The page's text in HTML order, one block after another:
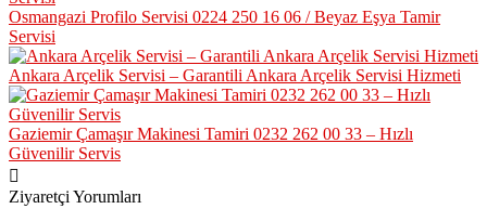
Osmangazi Profilo Servisi 0224 250 16 06 / Beyaz Eşya Tamir
Servisi
Ankara Arçelik Servisi – Garantili Ankara Arçelik Servisi Hizmeti
Gaziemir Çamaşır Makinesi Tamiri 0232 262 00 33 – Hızlı
Güvenilir Servis
Ziyaretçi Yorumları